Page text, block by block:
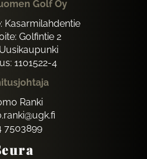
Golf Oy
Kasarmilahdentie
Golfintie 2
1101522-4
Ranki
7503899